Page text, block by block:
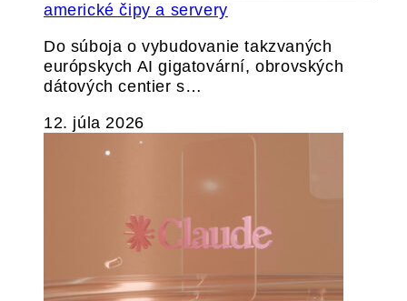
americké čipy a servery
Do súboja o vybudovanie takzvaných
európskych AI gigatovární, obrovských
dátových centier s…
12. júla 2026